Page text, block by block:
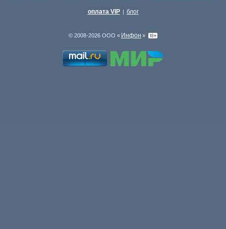
оплата VIP | блог
© 2008-2026 ООО « Инфон »